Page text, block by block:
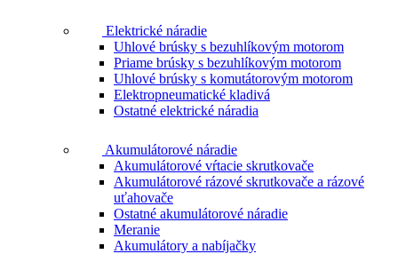
Elektrické náradie
Uhlové brúsky s bezuhlíkovým motorom
Priame brúsky s bezuhlíkovým motorom
Uhlové brúsky s komutátorovým motorom
Elektropneumatické kladivá
Ostatné elektrické náradia
Akumulátorové náradie
Akumulátorové vŕtacie skrutkovače
Akumulátorové rázové skrutkovače a rázové
uťahovače
Ostatné akumulátorové náradie
Meranie
Akumulátory a nabíjačky